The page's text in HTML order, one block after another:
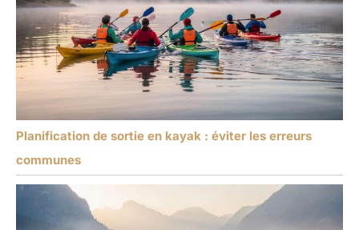
Planification de sortie en kayak : éviter les erreurs
communes